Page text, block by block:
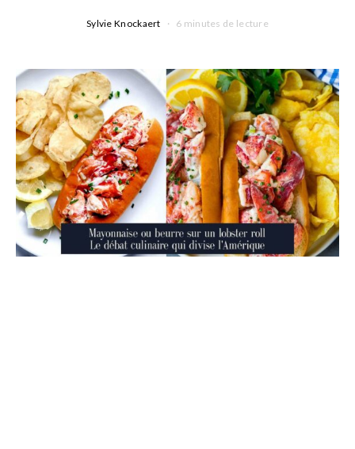
Sylvie Knockaert 6 minutes de lecture